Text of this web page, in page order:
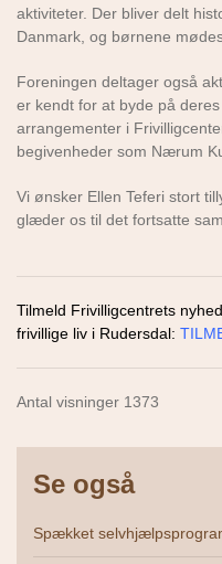
aktiviteter. Der bliver delt
Danmark, og børnene
Foreningen deltager også
er kendt for at byde på
arrangementer i
begivenheder som Nærum
Vi ønsker Ellen Teferi stort
glæder os til det fortsatte
Tilmeld Frivilligcentrets
frivillige liv i Rudersdal:
Antal visninger 1373
Se også
Spækket